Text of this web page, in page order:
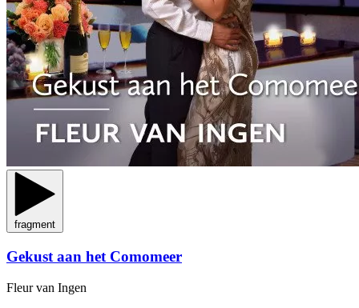
fragment
Gekust aan het Comomeer
Fleur van Ingen